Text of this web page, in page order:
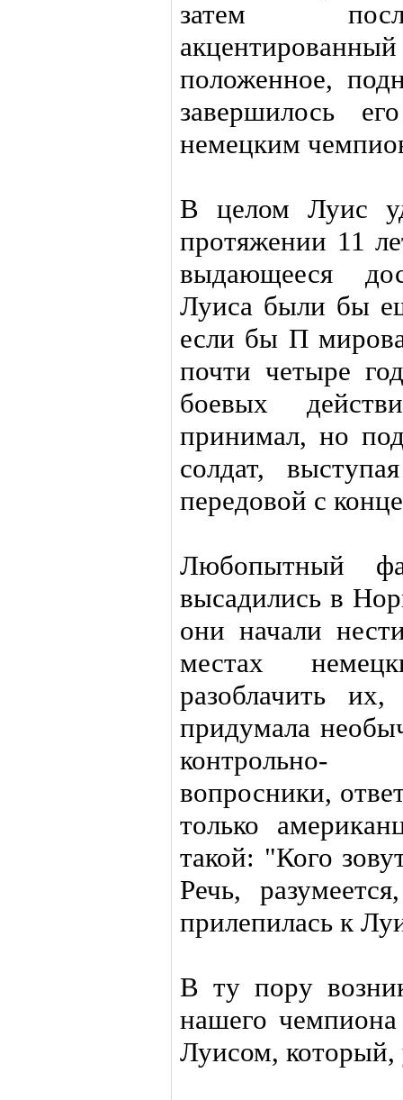
затем
положенное,
завершилось
немецким
В целом Луис
протяжении 11
выдающееся
Луиса были бы
если бы П
почти четыре
боевых
принимал, но
солдат,
передовой с
Любопытный
высадились в
они начали
местах
разоблачить
придумала
контрольно-
вопросники,
только
такой: "Кого
Речь,
прилепилась к
В ту пору
нашего
Луисом, который,